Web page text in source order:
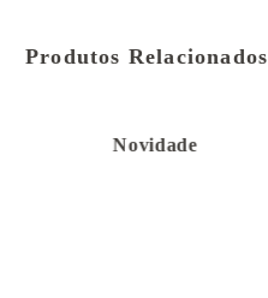
Produtos Relacionados
Novidade